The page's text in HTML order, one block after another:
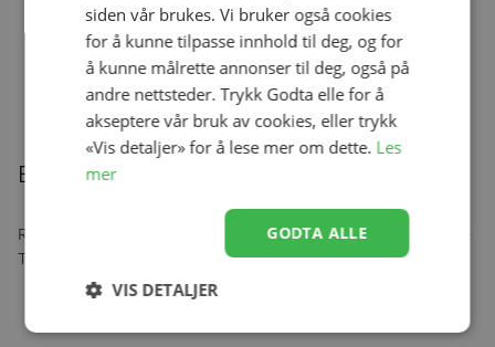
Base, Thule, Alfi
kr 3 499,00
Beskrivelse
Reservedel for Thule Urban Glide 2 - Wheel Assembly 18" - Right -
Thule Glide 2 (2018-X)
siden vår brukes. Vi bruker også cookies
for å kunne tilpasse innhold til deg, og for
å kunne målrette annonser til deg, også på
andre nettsteder. Trykk Godta elle for å
akseptere vår bruk av cookies, eller trykk
«Vis detaljer» for å lese mer om dette. Les
mer
GODTA ALLE
VIS DETALJER